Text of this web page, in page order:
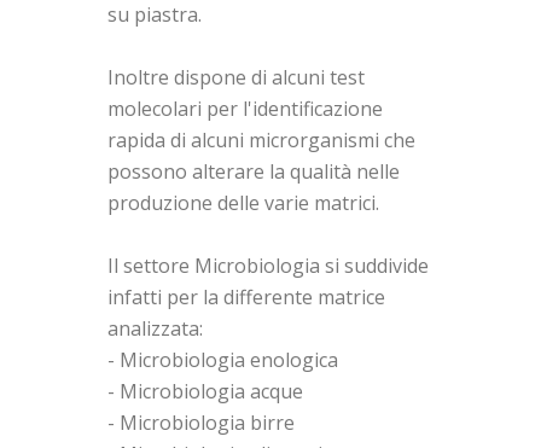
su piastra.
Inoltre dispone di alcuni test
molecolari per l'identificazione
rapida di alcuni microrganismi che
possono alterare la qualità nelle
produzione delle varie matrici.
Il settore Microbiologia si suddivide
infatti per la differente matrice
analizzata:
- Microbiologia enologica
- Microbiologia acque
- Microbiologia birre